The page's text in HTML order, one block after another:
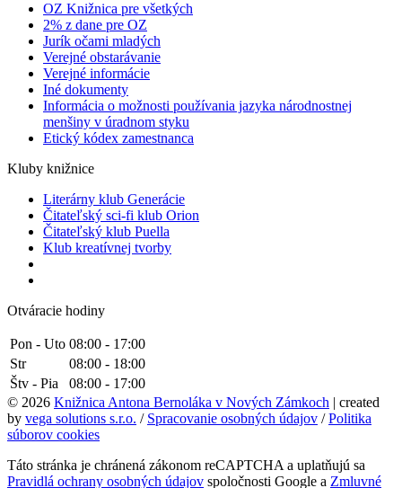
OZ Knižnica pre všetkých
2% z dane pre OZ
Jurík očami mladých
Verejné obstarávanie
Verejné informácie
Iné dokumenty
Informácia o možnosti používania jazyka národnostnej
menšiny v úradnom styku
Etický kódex zamestnanca
Kluby knižnice
Literárny klub Generácie
Čitateľský sci-fi klub Orion
Čitateľský klub Puella
Klub kreatívnej tvorby
Otváracie hodiny
Pon - Uto 08:00 - 17:00
Str
08:00 - 18:00
Štv - Pia
08:00 - 17:00
© 2026 Knižnica Antona Bernoláka v Nových Zámkoch | created
by vega solutions s.r.o. / Spracovanie osobných údajov /Politika
súborov cookies
Táto stránka je chránená zákonom reCAPTCHA a uplatňujú sa
Pravidlá ochrany osobných údajov spoločnosti Google a Zmluvné